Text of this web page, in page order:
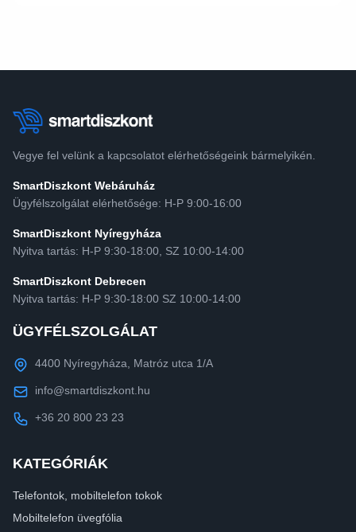
Vegye fel velünk a kapcsolatot elérhetőségeink bármelyikén.
SmartDiszkont Webáruház
Ügyfélszolgálat elérhetősége: H-P 9:00-16:00
SmartDiszkont Nyíregyháza
Nyitva tartás: H-P 9:30-18:00, SZ 10:00-14:00
SmartDiszkont Debrecen
Nyitva tartás: H-P 9:30-18:00 SZ 10:00-14:00
ÜGYFÉLSZOLGÁLAT
4400 Nyíregyháza, Matróz utca 1/A
info@smartdiszkont.hu
+36 20 800 23 23
KATEGÓRIÁK
Telefontok, mobiltelefon tokok
Mobiltelefon üvegfólia